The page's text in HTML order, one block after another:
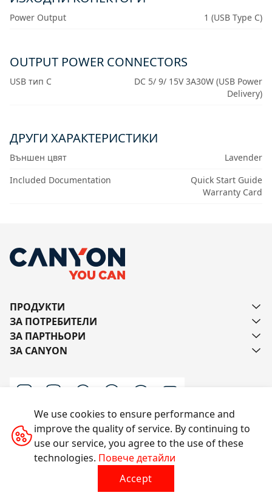
Power Output 1 (USB Type C)
OUTPUT POWER CONNECTORS
USB тип C
DC 5/ 9/ 15V 3A30W (USB Power
Delivery)
ДРУГИ ХАРАКТЕРИСТИКИ
Външен цвят
Lavender
Included Documentation
Quick Start Guide
Warranty Card
ПРОДУКТИ
ЗА ПОТРЕБИТЕЛИ
ЗА ПАРТНЬОРИ
ЗА CANYON
Пишете ни
Всички права запазени © 2014-2026 CANYON
We use cookies to ensure performance and
improve the quality of service. By continuing to
use our service, you agree to the use of these
technologies. Повече детайли
Accept